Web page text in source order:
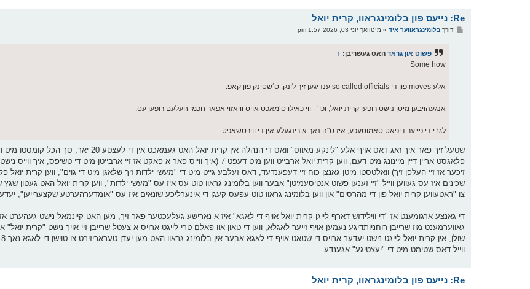
Re: נייעס פון בלומינגראוו, קרית יואל
פדורך בלומינגראווער איד» מיטוואך יוני 03, 2026 1:57 pm
פשוט און גראד האט געשריבן: ↑
Some how
אלע moves פון די so called officials ענדיגען זיך לינק. ס‘שטינק פון קאפ.
אנגעהויבען מיטן נישט רופען קרית יואל, וכו‘ - ווי כאילו ס‘מאכט אויס וויאזוי אפאר חכמי חעלעם רופען עס.
לגבי די פייער דיפאט סאמוטעכע, איז ס"ה נאך א רינגעלע אין די ווירטשאפט.
שטעל זיך פאר איך זאג דאס אויף אלע "לינקע מאווס" וואס די הנהלה אין קרית
פלאגסט אריין דיין מיינונג מיט דעם, ווען קרית יואל ארבייט ווען מיט דעפט 7 (איך ווייס פאר א פאקט אז זיי ארבייטן מיט
זיכער אז זיי העלפן זיך) וואלטסטו מיטן גאנצן כוח זיי דעפענדעד, דאס זעלבע גייט מיט די "מעשי ילדות זיך שלאגן מיט די גוים", ווען קרית
שכינים איז עס געווען ווייל "זיי זענען פשוט אנטיסעמיטן" אבער ווען בלומינג גראוו טוט עס איז עס "מעשי ילדות", ווען קרית יואל האט געטון שגץ
צו "ראטעווען קרית יואל פון די מהרסים" און ווען בלומינג גראוו טוט עפעס קעגן די אינערליכע שונאים איז עס "אומדערהערטע שקצערייען",
די גאנצע ארגומענט אז "די ווילידזש דארף לייגן קרית יואל אויף די לאגא" איז א נארישע געלעכטער פאר זיך, מען האט קיינמאל נישט געהערט
גאווערמענט מוז שרייבן רוחניותדיגע נעמען אויף זייער לאגלא, ווען די טאון אוו פאלם טרי לייגט ארויס א צעטל שרייבן זיי אויך נישט "קרית
ווייל דאס שטימט מיט די "יעצטיגע" אגענדע
Re: נייעס פון בלומינגראוו, קרית יואל